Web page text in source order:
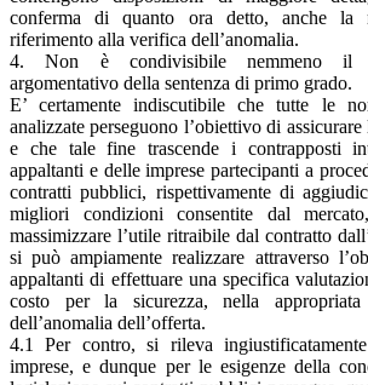
conferma di quanto ora detto, anche la
riferimento alla verifica dell’anomalia.
4. Non è condivisibile nemmeno il
argomentativo della sentenza di primo grado.
E’ certamente indiscutibile che tutte le
analizzate perseguono l’obiettivo di
e che tale fine trascende i contrapposti
appaltanti e delle imprese partecipanti a
contratti pubblici, rispettivamente di
migliori condizioni consentite dal
massimizzare l’utile ritraibile dal contratto
si può ampiamente realizzare attraverso
appaltanti di effettuare una specifica
costo per la sicurezza, nella
dell’anomalia dell’offerta.
4.1 Per contro, si rileva
imprese, e dunque per le esigenze della